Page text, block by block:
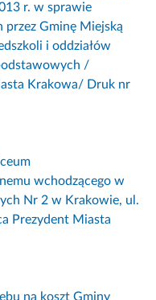
r. w sprawie
przez Gminę Miejską
i oddziałów
/
Krakowa/ Druk nr
wchodzącego w
Nr 2 w Krakowie, ul.
Prezydent Miasta
na koszt Gminy